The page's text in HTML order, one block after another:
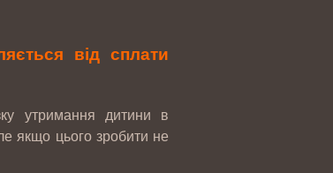
від сплати
утримання дитини в
якщо цього зробити не